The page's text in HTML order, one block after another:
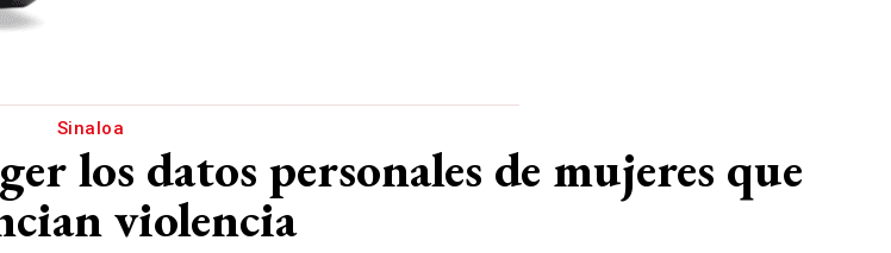
Sinaloa
los datos personales de mujeres que
violencia